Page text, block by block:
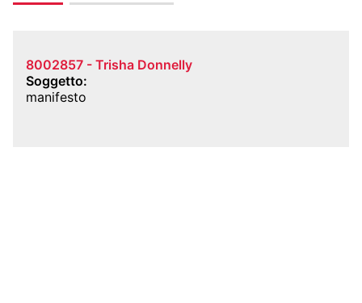
8002857 - Trisha Donnelly
Soggetto
manifesto